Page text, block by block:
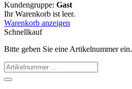
Kundengruppe: Gast
Ihr Warenkorb ist leer.
Warenkorb anzeigen
Schnellkauf
Bitte geben Sie eine Artikelnummer ein.